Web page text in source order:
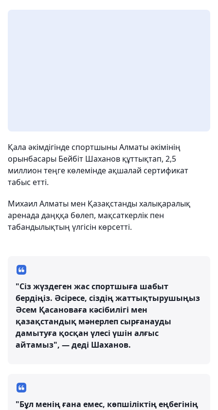
Қала әкімдігінде спортшыны Алматы әкімінің
орынбасары Бейбіт Шаханов құттықтап, 2,5
миллион теңге көлемінде ақшалай сертификат
табыс етті.
Михаил Алматы мен Қазақстанды халықаралық
аренада даңққа бөлеп, мақсаткерлік пен
табандылықтың үлгісін көрсетті.
"Сіз жүздеген жас спортшыға шабыт
бердіңіз. Әсіресе, сіздің жаттықтырушыңыз
Әсем Қасановаға кәсібилігі мен
қазақстандық мәнерлеп сырғанауды
дамытуға қосқан үлесі үшін алғыс
айтамыз", — деді Шаханов.
"Бұл менің ғана емес, көпшіліктің еңбегінің